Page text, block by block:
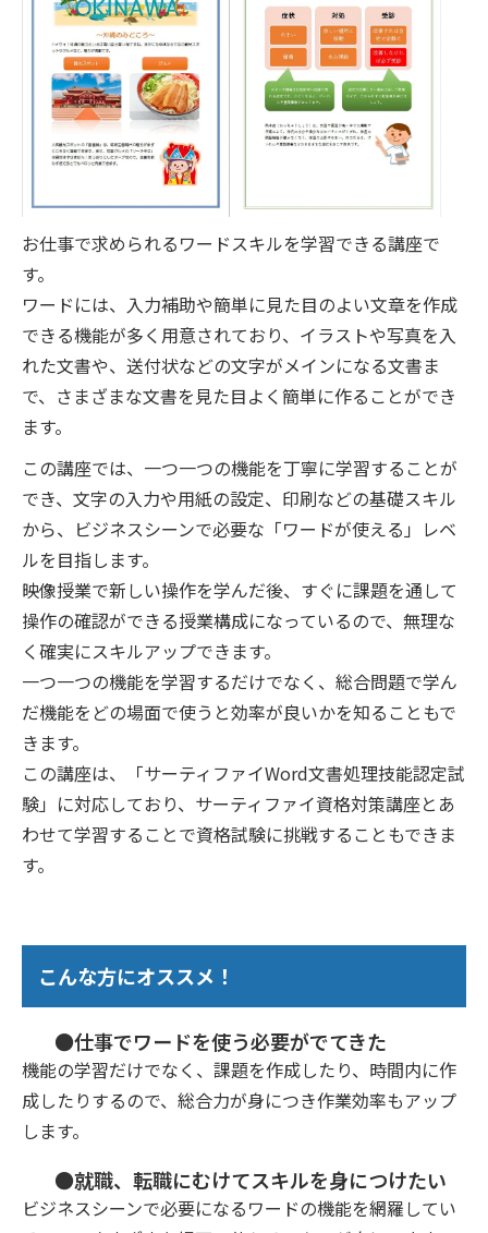
お仕事で求められるワードスキルを学習できる講座で
す。
ワードには、入力補助や簡単に見た目のよい文章を作成
できる機能が多く用意されており、イラストや写真を入
れた文書や、送付状などの文字がメインになる文書ま
で、さまざまな文書を見た目よく簡単に作ることができ
ます。
この講座では、一つ一つの機能を丁寧に学習することが
でき、文字の入力や用紙の設定、印刷などの基礎スキル
から、ビジネスシーンで必要な「ワードが使える」レベ
ルを目指します。
映像授業で新しい操作を学んだ後、すぐに課題を通して
操作の確認ができる授業構成になっているので、無理な
く確実にスキルアップできます。
一つ一つの機能を学習するだけでなく、総合問題で学ん
だ機能をどの場面で使うと効率が良いかを知ることもで
きます。
この講座は、「サーティファイWord文書処理技能認定試
験」に対応しており、サーティファイ資格対策講座とあ
わせて学習することで資格試験に挑戦することもできま
す。
こんな方にオススメ！
●仕事でワードを使う必要がでてきた
機能の学習だけでなく、課題を作成したり、時間内に作
成したりするので、総合力が身につき作業効率もアップ
します。
●就職、転職にむけてスキルを身につけたい
ビジネスシーンで必要になるワードの機能を網羅してい